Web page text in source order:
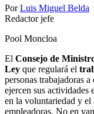
PorLuis Miguel Belda
Redactor jefe
Pool Moncloa
El Consejo de
Ley que regulará el
personas trabajadoras
ejercen sus actividades
en la voluntariedad y el
empleadoras. No en